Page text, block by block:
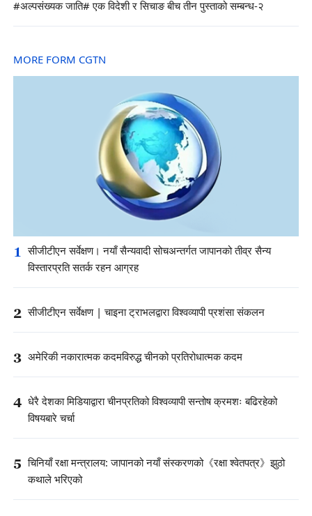
#अल्पसंख्यक जाति# एक विदेशी र सिचाङ बीच तीन पुस्ताको सम्बन्ध-२
MORE FORM CGTN
1 सीजीटीएन सर्वेक्षण। नयाँ सैन्यवादी सोचअन्तर्गत जापानको तीव्र सैन्य
विस्तारप्रति सतर्क रहन आग्रह
2 सीजीटीएन सर्वेक्षण | चाइना ट्राभलद्वारा विश्वव्यापी प्रशंसा संकलन
3 अमेरिकी नकारात्मक कदमविरुद्ध चीनको प्रतिरोधात्मक कदम
4 धेरै देशका मिडियाद्वारा चीनप्रतिको विश्वव्यापी सन्तोष क्रमशः बढिरहेको
विषयबारे चर्चा
5 चिनियाँ रक्षा मन्त्रालय: जापानको नयाँ संस्करणको《रक्षा श्वेतपत्र》झुठो
कथाले भरिएको